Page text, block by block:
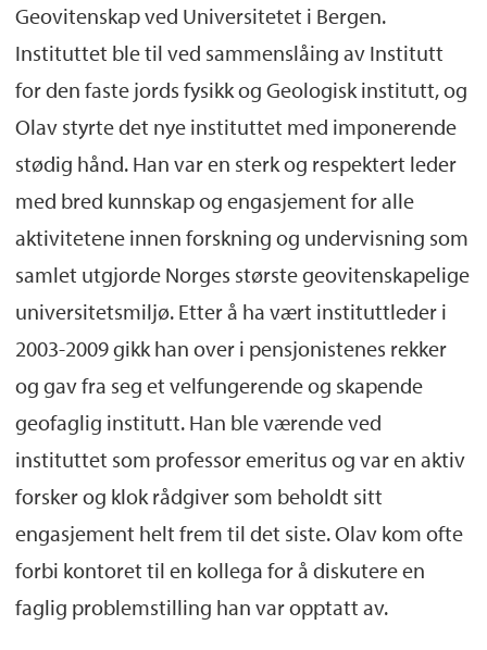
Geovitenskap ved Universitetet i Bergen.
Instituttet ble til ved sammenslåing av Institutt
for den faste jords fysikk og Geologisk institutt, og
Olav styrte det nye instituttet med imponerende
stødig hånd. Han var en sterk og respektert leder
med bred kunnskap og engasjement for alle
aktivitetene innen forskning og undervisning som
samlet utgjorde Norges største geovitenskapelige
universitetsmiljø. Etter å ha vært instituttleder i
2003-2009 gikk han over i pensjonistenes rekker
og gav fra seg et velfungerende og skapende
geofaglig institutt. Han ble værende ved
instituttet som professor emeritus og var en aktiv
forsker og klok rådgiver som beholdt sitt
engasjement helt frem til det siste. Olav kom ofte
forbi kontoret til en kollega for å diskutere en
faglig problemstilling han var opptatt av.